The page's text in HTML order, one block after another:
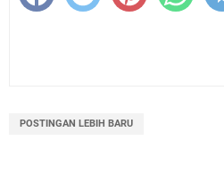
POSTINGAN LEBIH BARU